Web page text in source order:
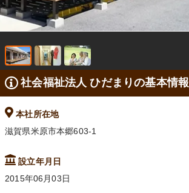
社会福祉法人 ひだまりの基本情報
本社所在地
滋賀県米原市本郷603-1
設立年月日
2015年06月03日